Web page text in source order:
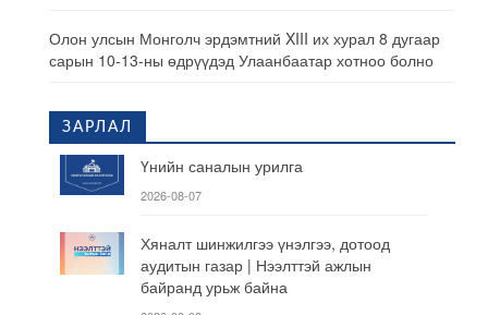
Олон улсын Монголч эрдэмтний XIII их хурал 8 дугаар
сарын 10-13-ны өдрүүдэд Улаанбаатар хотноо болно
ЗАРЛАЛ
Үнийн саналын урилга
2026-08-07
Хяналт шинжилгээ үнэлгээ, дотоод
аудитын газар | Нээлттэй ажлын
байранд урьж байна